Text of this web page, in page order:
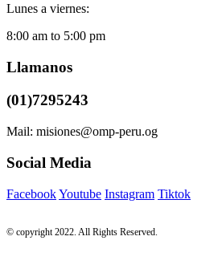
Lunes a viernes:
8:00 am to 5:00 pm
Llamanos
(01)7295243
Mail: misiones@omp-peru.og
Social Media
FacebookYoutube Instagram Tiktok
© copyright 2022. All Rights Reserved.